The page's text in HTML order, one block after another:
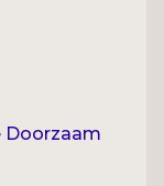
Doorzaam